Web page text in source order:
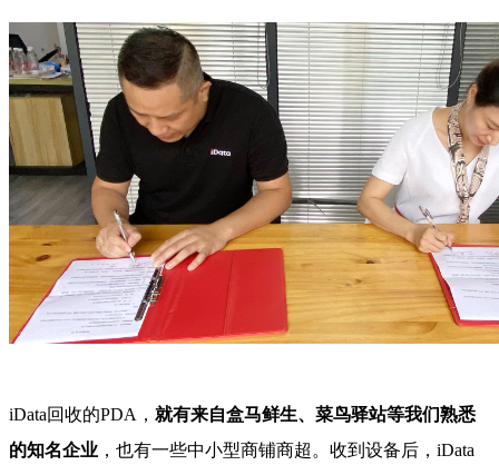
iData回收的PDA， 就有来自盒马鲜生、菜鸟驿站等我们熟悉
的知名企业 ，也有一些中小型商铺商超。收到设备后， iData